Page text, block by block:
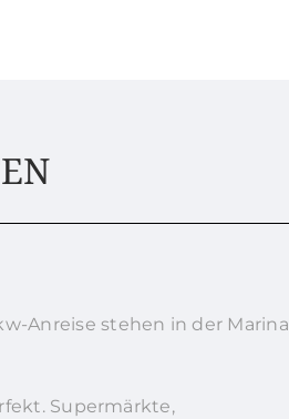
Anreise stehen in der Marina
Supermärkte,